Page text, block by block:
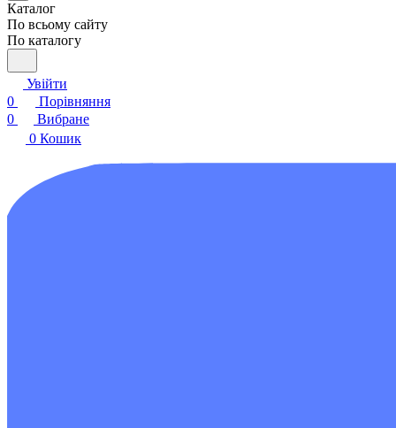
Каталог
По всьому сайту
По каталогу
Увійти
0
Порівняння
0
Вибране
0 Кошик